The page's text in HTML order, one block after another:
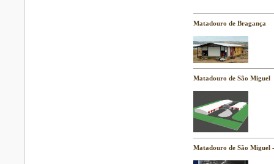
Matadouro de Bragança
Matadouro de São Miguel
Matadouro de São Miguel